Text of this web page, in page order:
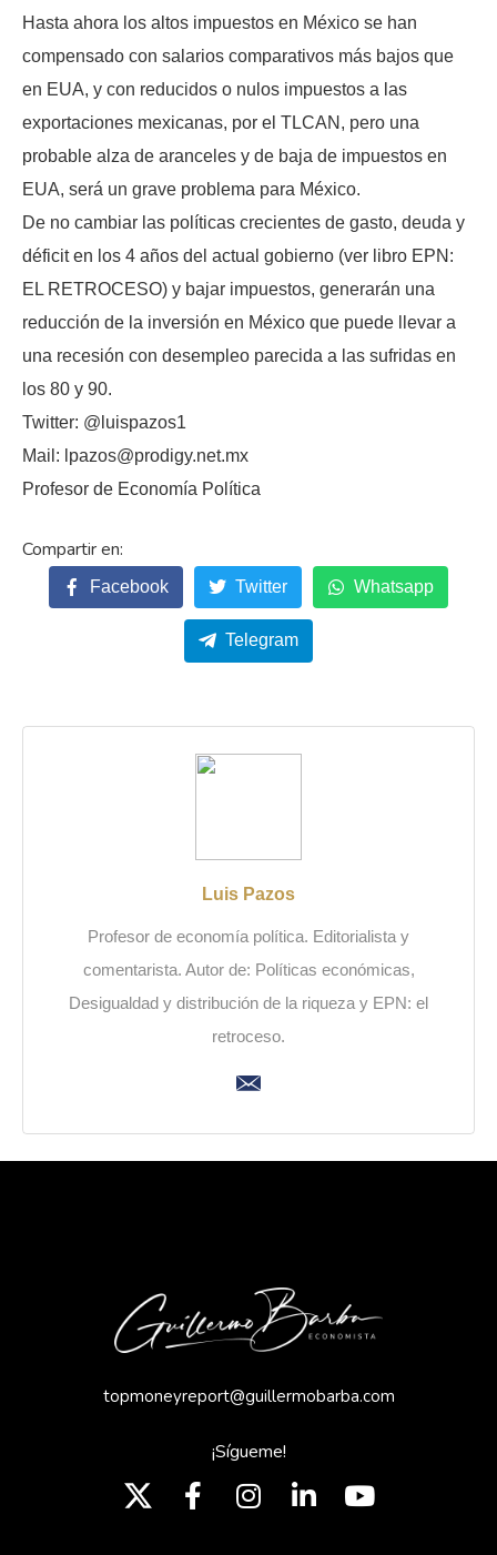
Hasta ahora los altos impuestos en México se han
compensado con salarios comparativos más bajos que
en EUA, y con reducidos o nulos impuestos a las
exportaciones mexicanas, por el TLCAN, pero una
probable alza de aranceles y de baja de impuestos en
EUA, será un grave problema para México.
De no cambiar las políticas crecientes de gasto, deuda y
déficit en los 4 años del actual gobierno (ver libro EPN:
EL RETROCESO) y bajar impuestos, generarán una
reducción de la inversión en México que puede llevar a
una recesión con desempleo parecida a las sufridas en
los 80 y 90.
Twitter: @luispazos1
Mail: lpazos@prodigy.net.mx
Profesor de Economía Política
Facebook Twitter Whatsapp
Telegram
Luis Pazos
Profesor de economía política. Editorialista y
comentarista. Autor de: Políticas económicas,
Desigualdad y distribución de la riqueza y EPN: el
retroceso.
topmoneyreport@guillermobarba.com
¡Sígueme!